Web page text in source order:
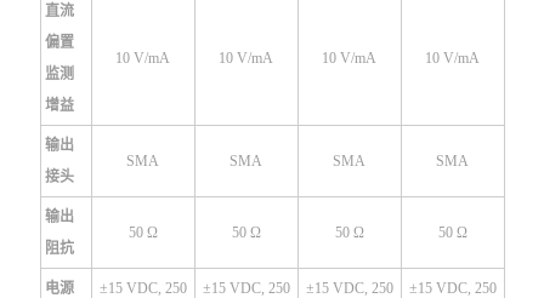
直流
偏置
监测
增益
10 V/mA 10 V/mA 10 V/mA 10 V/mA
输出
接头
SMA SMA SMA SMA
输出
阻抗
50 Ω 50 Ω 50 Ω 50 Ω
电源
±15 VDC, 250
±15 VDC, 250
±15 VDC, 250
±15 VDC, 250